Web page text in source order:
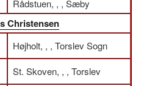
Rådstuen, , , Sæby
Christensen
Højholt, , , Torslev Sogn
St. Skoven, , , Torslev